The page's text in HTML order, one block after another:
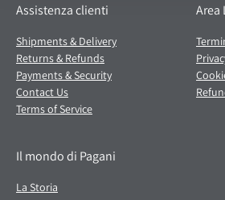
Assistenza clienti
Shipments & Delivery
Returns & Refunds
Payments & Security
Contact Us
Terms of Service
Area
Il mondo di Pagani
La Storia